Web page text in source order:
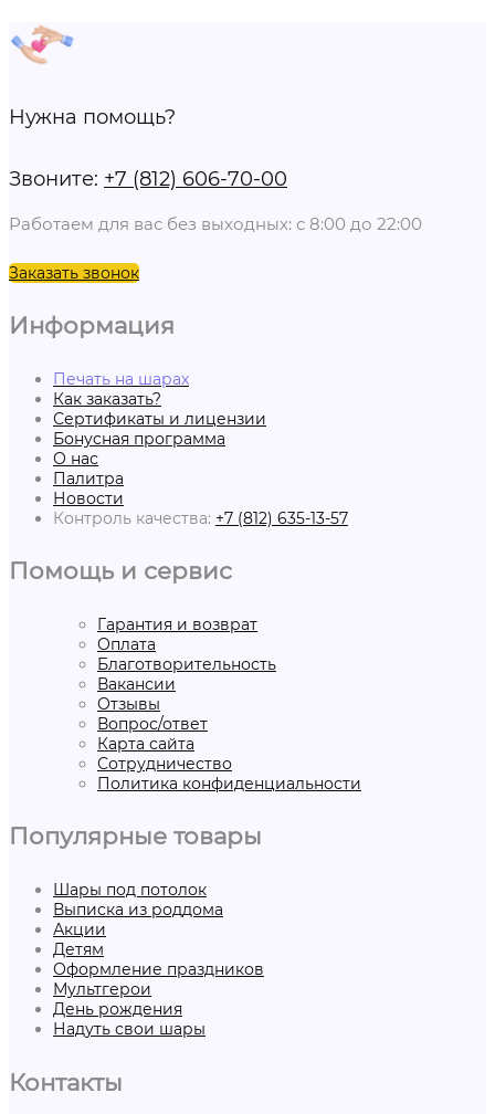
Нужна помощь?
Звоните: +7 (812) 606-70-00
Работаем для вас без выходных: с 8:00 до 22:00
Заказать звонок
Информация
Печать на шарах
Как заказать?
Сертификаты и лицензии
Бонусная программа
О нас
Палитра
Новости
Контроль качества: +7 (812) 635-13-57
Помощь и сервис
Гарантия и возврат
Оплата
Благотворительность
Вакансии
Отзывы
Вопрос/ответ
Карта сайта
Сотрудничество
Политика конфиденциальности
Популярные товары
Шары под потолок
Выписка из роддома
Акции
Детям
Оформление праздников
Мультгерои
День рождения
Надуть свои шары
Контакты